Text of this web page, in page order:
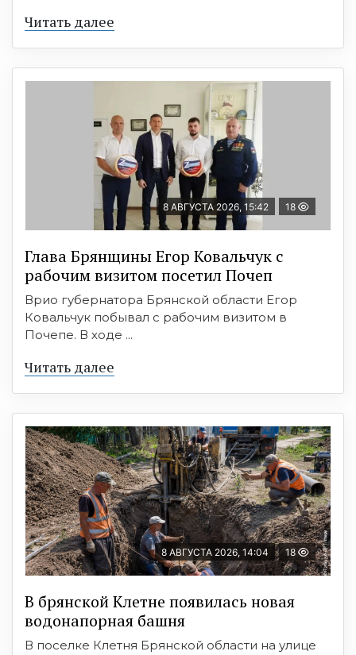
Читать далее
8 АВГУСТА 2026, 15:42 18
Глава Брянщины Егор Ковальчук с
рабочим визитом посетил Почеп
Врио губернатора Брянской области Егор
Ковальчук побывал с рабочим визитом в
Почепе. В ходе ...
Читать далее
8 АВГУСТА 2026, 14:04 18
В брянской Клетне появилась новая
водонапорная башня
В поселке Клетня Брянской области на улице